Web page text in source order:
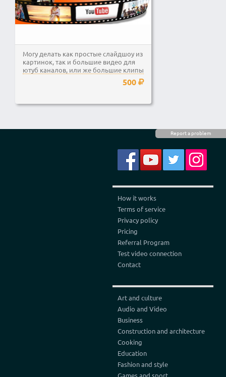
Report a problem
Могу делать как простые слайдшоу из
картинок, так и большие видео для
ютуб каналов, или же большие клипы
500
How it works
Terms of service
Privacy policy
Pricing
Referral Program
Test video connection
Contact
Art and culture
Audio and Video
Business
Construction and architecture
Cooking
Education
Fashion and style
Games and sport